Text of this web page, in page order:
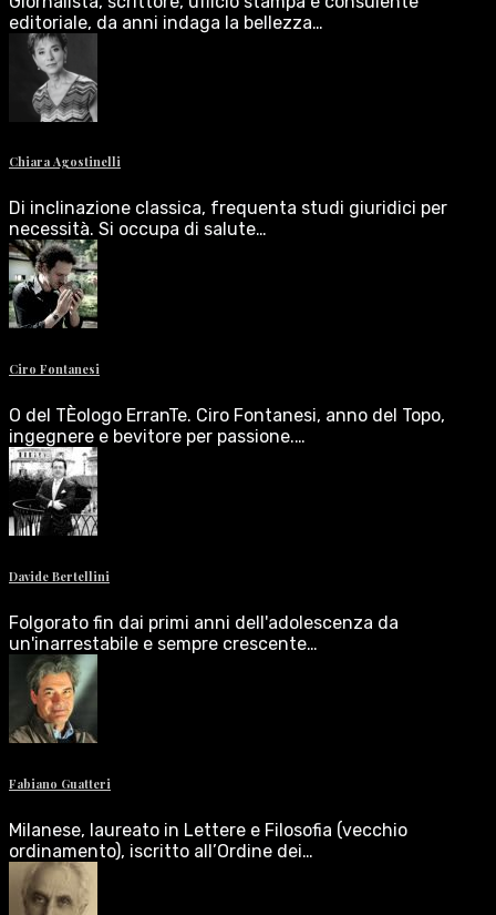
editoriale, da anni indaga la bellezza…
Chiara Agostinelli
Di inclinazione classica, frequenta studi giuridici per
necessità. Si occupa di salute…
Ciro Fontanesi
O del TÈologo ErranTe. Ciro Fontanesi, anno del Topo,
ingegnere e bevitore per passione.…
Davide Bertellini
Folgorato fin dai primi anni dell'adolescenza da
un'inarrestabile e sempre crescente…
Fabiano Guatteri
Milanese, laureato in Lettere e Filosofia (vecchio
ordinamento), iscritto all’Ordine dei…